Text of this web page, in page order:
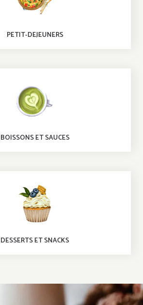
PETIT-DEJEUNERS
BOISSONS ET SAUCES
DESSERTS ET SNACKS